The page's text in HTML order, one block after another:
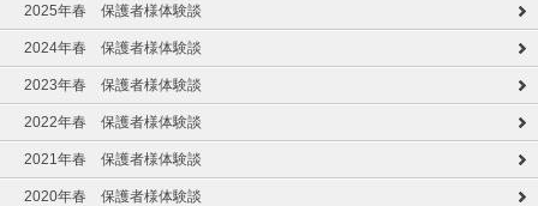
2025年春 保護者様体験談
2024年春 保護者様体験談
2023年春 保護者様体験談
2022年春 保護者様体験談
2021年春 保護者様体験談
2020年春 保護者様体験談